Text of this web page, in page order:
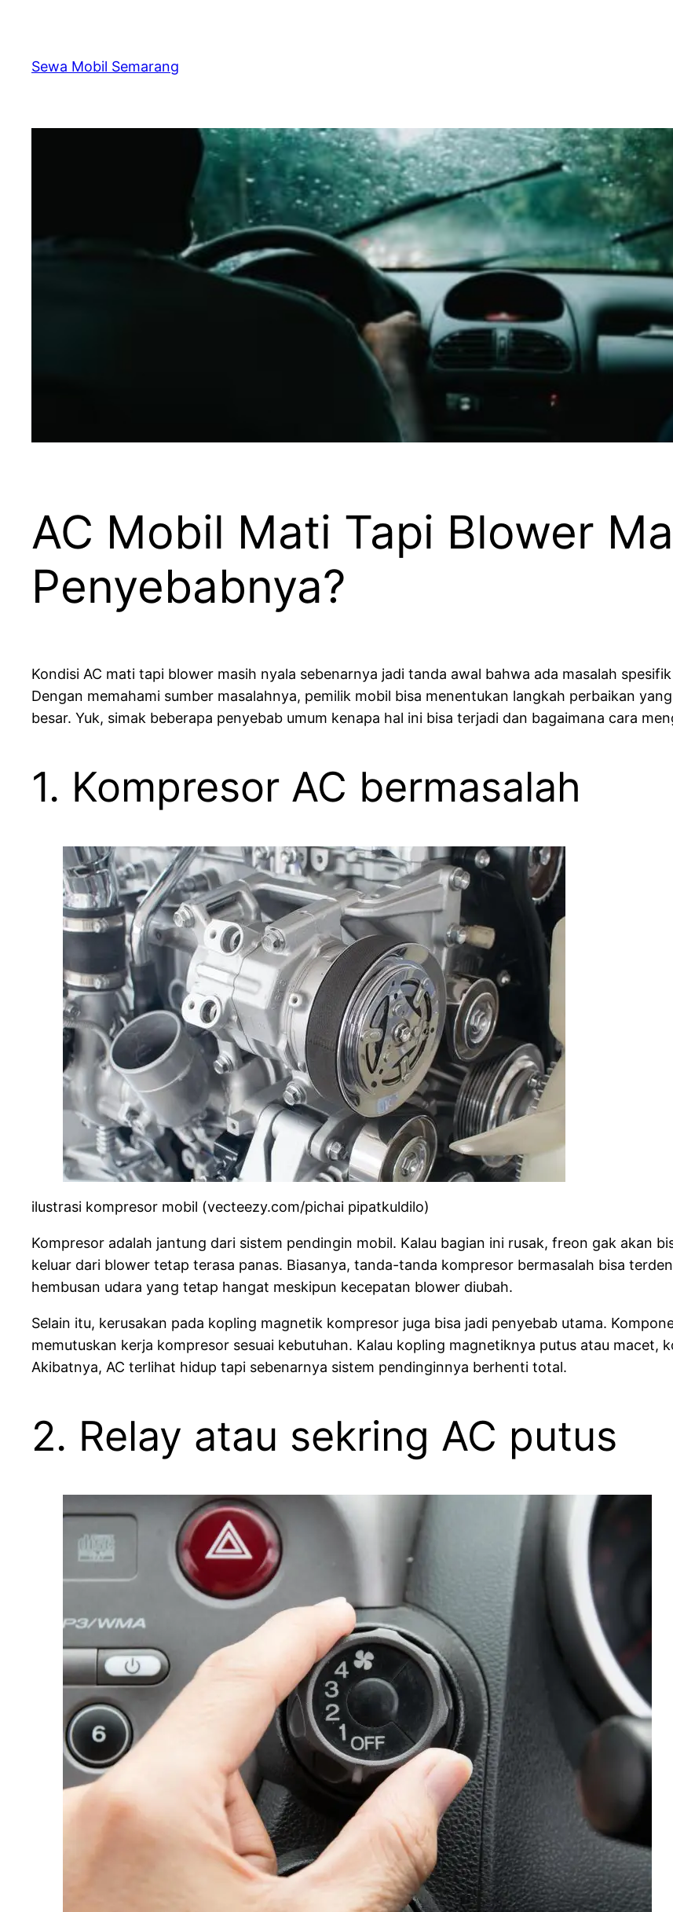
content
Sewa Mobil Semarang
AC Mobil Mati Tapi Blower
Penyebabnya?
Kondisi AC mati tapi blower masih nyala sebenarnya jadi tanda awal bahwa ada masalah
Dengan memahami sumber masalahnya, pemilik mobil bisa menentukan langkah perbaikan
besar. Yuk, simak beberapa penyebab umum kenapa hal ini bisa terjadi dan bagaimana cara
1. Kompresor AC bermasalah
ilustrasi kompresor mobil (vecteezy.com/pichai pipatkuldilo)
Kompresor adalah jantung dari sistem pendingin mobil. Kalau bagian ini rusak, freon gak akan
keluar dari blower tetap terasa panas. Biasanya, tanda-tanda kompresor bermasalah bisa
hembusan udara yang tetap hangat meskipun kecepatan blower diubah.
Selain itu, kerusakan pada kopling magnetik kompresor juga bisa jadi penyebab utama.
memutuskan kerja kompresor sesuai kebutuhan. Kalau kopling magnetiknya putus atau macet,
Akibatnya, AC terlihat hidup tapi sebenarnya sistem pendinginnya berhenti total.
2. Relay atau sekring AC putus